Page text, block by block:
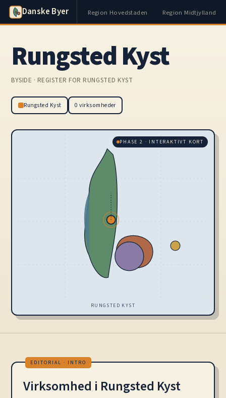
Danske Byer Region Hovedstaden Region Midtjylland
Rungsted Kyst
BYSIDE · REGISTER FOR RUNGSTED KYST
Rungsted Kyst 0 virksomheder
PHASE 2 · INTERAKTIVT KORT
RUNGSTED KYST
Virksomhed i Rungsted Kyst